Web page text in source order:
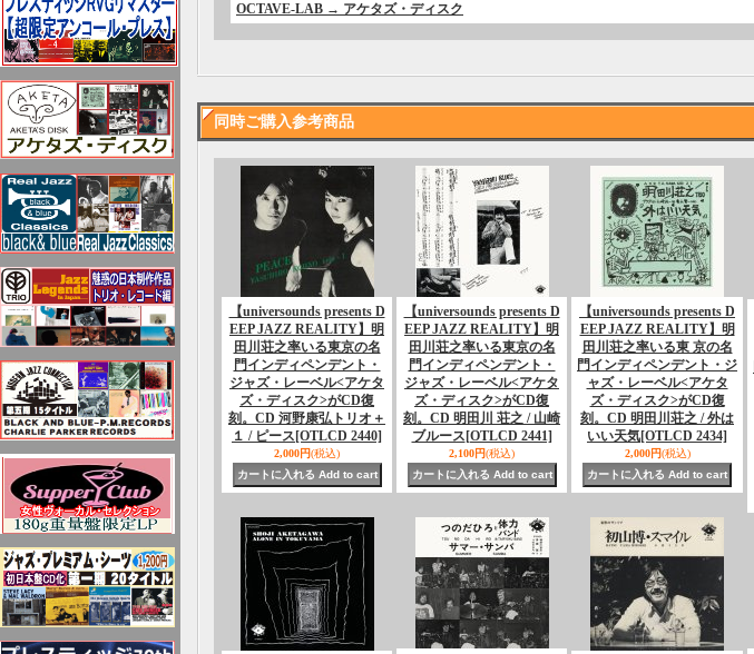
OCTAVE-LAB → アケタズ・ディスク
同時ご購入参考商品
【universounds presents D
EEP JAZZ REALITY】明
田川荘之率いる東京の名
門インディペンデント・
ジャズ・レーベル<アケタ
ズ・ディスク>がCD復
刻。CD 河野康弘トリオ＋
１ / ピース [OTLCD 2440]
2,000円(税込)
【universounds presents D
EEP JAZZ REALITY】明
田川荘之率いる東京の名
門インディペンデント・
ジャズ・レーベル<アケタ
ズ・ディスク>がCD復
刻。CD 明田川 荘之 / 山崎
ブルース [OTLCD 2441]
2,100円(税込)
【universounds presents D
EEP JAZZ REALITY】明
田川荘之率いる東 京の名
門インディペンデント・ジ
ャズ・レーベル<アケタ
ズ・ディスク>がCD復
刻。CD 明田川荘之 / 外は
いい天気[OTLCD 2434]
2,000円(税込)